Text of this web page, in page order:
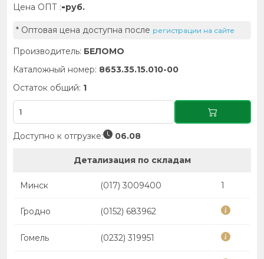
Цена ОПТ :-руб.
* Оптовая цена доступна после регистрации на сайте
Производитель: БЕЛОМО
Каталожный номер: 8653.35.15.010-00
Остаток общий: 1
Доступно к отгрузке: 06.08
Детализация по складам
Минск (017) 3009400 1
Гродно (0152) 683962
Гомель (0232) 319951